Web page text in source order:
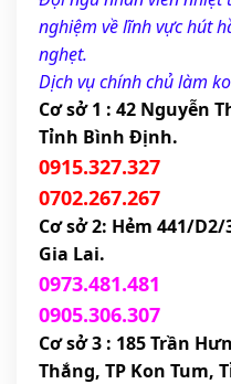
nghiệm về lĩnh vực hút
nghẹt.
Dịch vụ chính chủ làm
Cơ sở 1 : 42 Nguyễn
Tỉnh Bình Định.
0915.327.327
0702.267.267
Cơ sở 2: Hẻm 441/
Gia Lai.
0973.481.481
0905.306.307
Cơ sở 3 : 185 Trần
Thắng, TP Kon Tum,